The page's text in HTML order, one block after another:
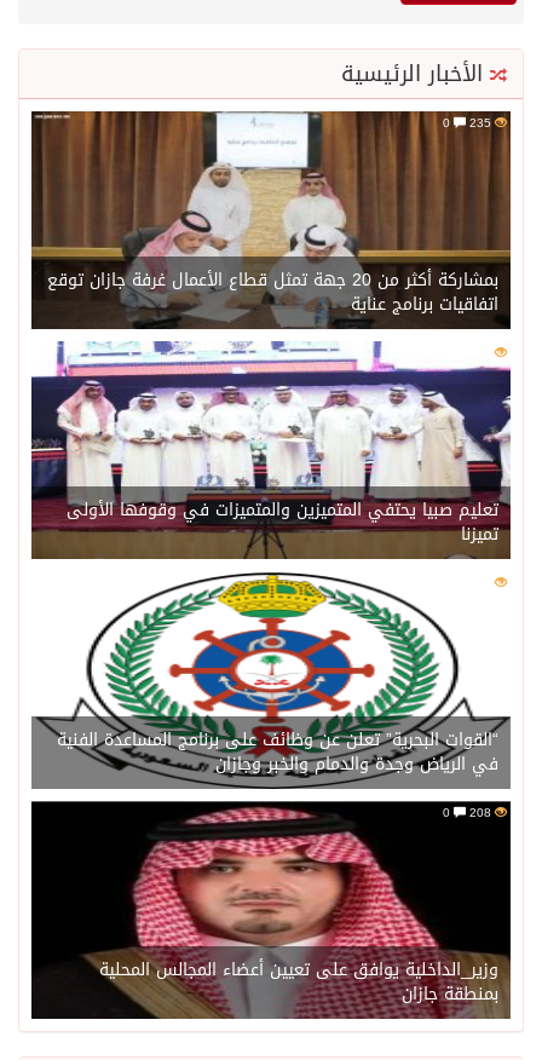
الأخبار الرئيسية
235
بمشاركة أكثر من 20 جهة تمثل قطاع الأعمال غرفة جازان توقع
اتفاقيات برنامج عناية
218
تعليم صبيا يحتفي المتميزين والمتميزات في وقوفها الأولى
تميزنا
211
“القوات البحرية” تعلن عن وظائف على برنامج المساعدة الفنية
في الرياض وجدة والدمام والخبر وجازان
208
وزير_الداخلية يوافق على تعيين أعضاء المجالس المحلية
بمنطقة جازان